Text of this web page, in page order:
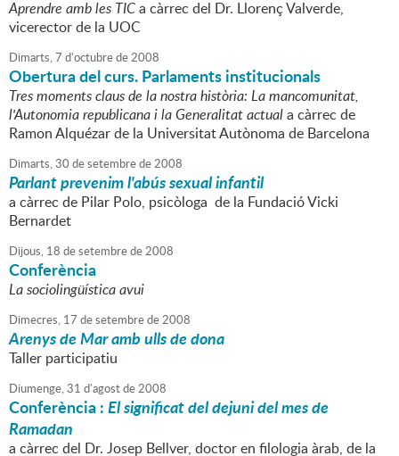
Aprendre amb les TICa càrrec del Dr. Llorenç Valverde,
vicerector de la UOC
Dimarts,7 d'octubrede2008
Obertura del curs. Parlaments institucionals
Tres moments claus de la nostra història: La mancomunitat,
l'Autonomia republicana i la Generalitat actuala càrrec de
Ramon Alquézar de la Universitat Autònoma de Barcelona
Dimarts,30 desetembrede2008
Parlant prevenim l'abús sexual infantil
a càrrec de Pilar Polo, psicòloga de la Fundació Vicki
Bernardet
Dijous, 18 desetembrede2008
Conferència
La sociolingüística avui
Dimecres, 17 desetembrede2008
Arenys de Mar amb ulls de dona
Taller participatiu
Diumenge,31 d'agostde2008
Conferència :El significat del dejuni del mes de
Ramadan
a càrrec del Dr. Josep Bellver, doctor en filologia àrab, de la